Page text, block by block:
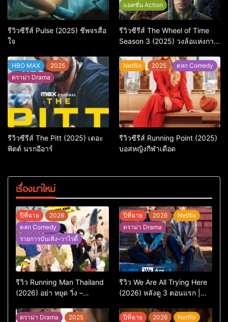
รีวิวซีรีส์ Pulse (2025) ชีพจรสื่อ
ใจ
แอคชั่น Action
รีวิวซีรีส์ The Wheel of Time
Season 3 (2025) วงล้อแห่งกาล
HBO MAX
2025
ดราม่า Drama
รีวิวซีรีส์ The Pitt (2025) เดอะ
พิตต์ นรกอีอาร์
Netflix 2025 ตลก Comedy
รีวิวซีรีส์ Running Point (2025)
บอสหญิงกีฬาเดือด
เรื่องมาใหม่
ปีที่ฉาย
2026
ตลก Comedy
รายการบันเทิง–วาไรตี้
รีวิว Running Man Thailand
(2026) อย่า หยุด วิ่ง –
ต้นฉบับเกาหลี
ปีที่ฉาย 2026
Netflix
ดราม่า Drama
รีวิว We Are All Trying Here
(2026) หลังดู 3 ตอนแรก |
แต่ยังไปไม่ถึงไหน
ดราม่า Drama
2025
ปีที่ฉาย 2026
Netflix